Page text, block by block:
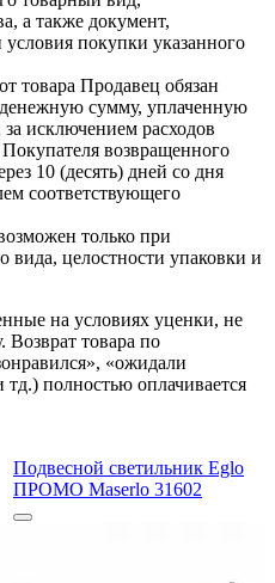
а также документ,
покупки указанного
товара Продавец обязан
сумму, уплаченную
исключением расходов
возвращенного
10 (десять) дней со дня
соответствующего
только при
вида, целостности упаковки и
на условиях уценки, не
Возврат товара по
«ожидали
полностью оплачивается
Подвесной светильник Eglo
ПРОМО Maserlo 31602